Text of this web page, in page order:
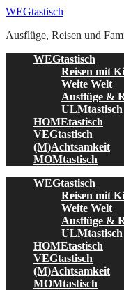
Skip
content
WEGtastisch
Ausflüge, Reisen und
WEGtastisch
Reisen mit
Weite Welt
Ausflüge &
ULMtastisch
HOMEtastisch
VEGtastisch
(M)Achtsamkeit
MOMtastisch
WEGtastisch
Reisen mit
Weite Welt
Ausflüge &
ULMtastisch
HOMEtastisch
VEGtastisch
(M)Achtsamkeit
MOMtastisch